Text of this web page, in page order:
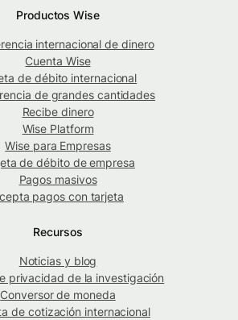
Productos Wise
internacional de dinero
Cuenta Wise
de débito internacional
de grandes cantidades
Recibe dinero
Wise Platform
Wise para Empresas
de débito de empresa
Pagos masivos
pagos con tarjeta
Recursos
Noticias y blog
privacidad de la investigación
Conversor de moneda
de cotización internacional